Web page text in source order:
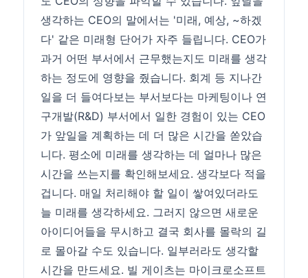
생각하는 CEO의 말에서는 '미래, 예상, ~하겠
다' 같은 미래형 단어가 자주 들립니다. CEO가
과거 어떤 부서에서 근무했는지도 미래를 생각
하는 정도에 영향을 줬습니다. 회계 등 지나간
일을 더 들여다보는 부서보다는 마케팅이나 연
구개발(R&D) 부서에서 일한 경험이 있는 CEO
가 앞일을 계획하는 데 더 많은 시간을 쏟았습
니다. 평소에 미래를 생각하는 데 얼마나 많은
시간을 쓰는지를 확인해보세요. 생각보다 적을
겁니다. 매일 처리해야 할 일이 쌓여있더라도
늘 미래를 생각하세요. 그러지 않으면 새로운
아이디어들을 무시하고 결국 회사를 몰락의 길
로 몰아갈 수도 있습니다. 일부러라도 생각할
시간을 만드세요. 빌 게이츠는 마이크로소프트